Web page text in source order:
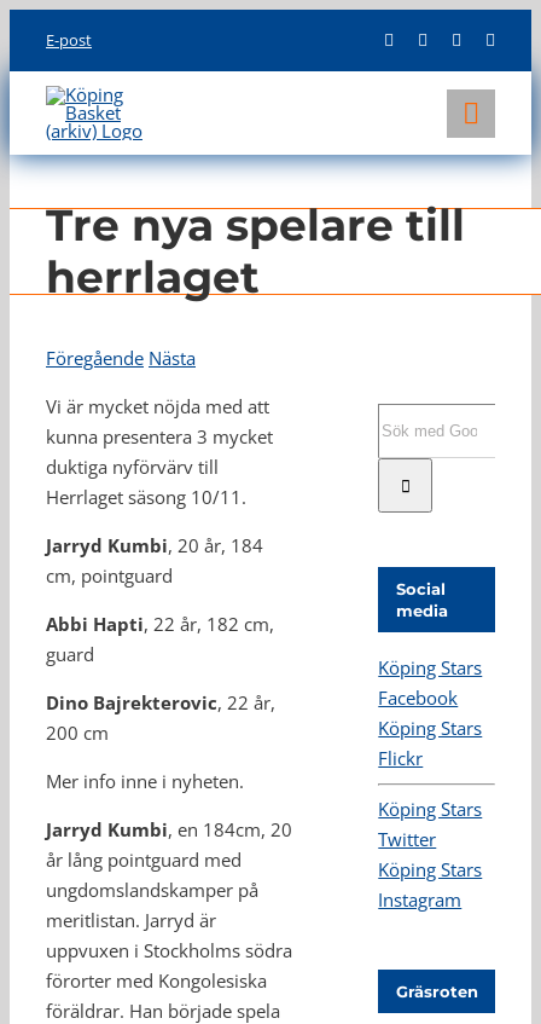
content
E-post
KLUBBEN
LAG
INFO
Tre nya spelare till
herrlaget
Föregående Nästa
Vi är mycket nöjda med att
kunna presentera 3 mycket
duktiga nyförvärv till
Herrlaget säsong 10/11.
Jarryd Kumbi, 20 år, 184
cm, pointguard
Abbi Hapti, 22 år, 182 cm,
guard
Dino Bajrekterovic, 22 år,
200 cm
Mer info inne i nyheten.
Jarryd Kumbi, en 184cm, 20
år lång pointguard med
ungdomslandskamper på
meritlistan. Jarryd är
uppvuxen i Stockholms södra
förorter med Kongolesiska
föräldrar. Han började spela
Social
media
Köping Stars
Facebook
Köping Stars
Flickr
Köping Stars
Twitter
Köping Stars
Instagram
Gräsroten